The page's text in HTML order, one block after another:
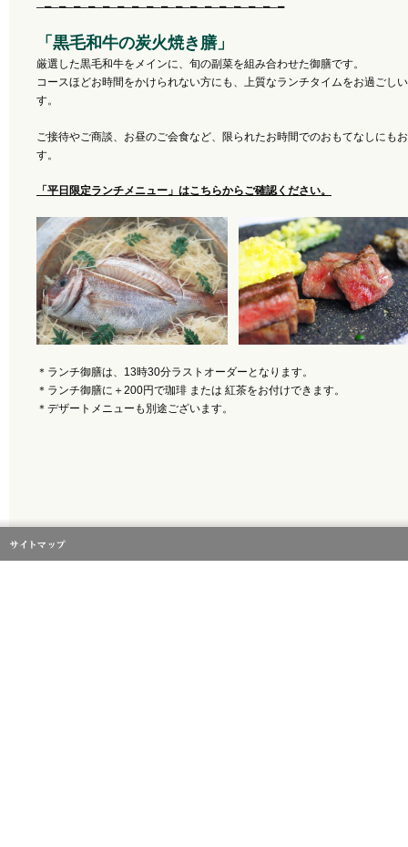
─━─━─━─━─━─━─━─━─━─━─━─━─━─━─━─━─━
「黒毛和牛の炭火焼き膳」
厳選した黒毛和牛をメインに、旬の副菜を組み合わせた御膳です。
コースほどお時間をかけられない方にも、上質なランチタイムをお過ごし
す。
ご接待やご商談、お昼のご会食など、限られたお時間でのおもてなしにも
す。
「平日限定ランチメニュー」はこちらからご確認ください。
＊ランチ御膳は、13時30分ラストオーダーとなります。
＊ランチ御膳に＋200円で珈琲 または 紅茶をお付けできます。
＊デザートメニューも別途ございます。